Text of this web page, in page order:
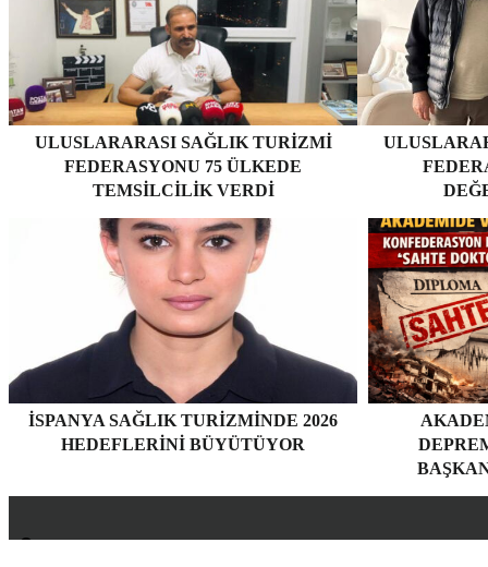
ULUSLARARASI SAĞLIK TURIZMI
FEDERASYONU 75 ÜLKEDE
TEMSILCILIK VERDI
İSPANYA SAĞLIK TURIZMINDE 2026
HEDEFLERINI BÜYÜTÜYOR